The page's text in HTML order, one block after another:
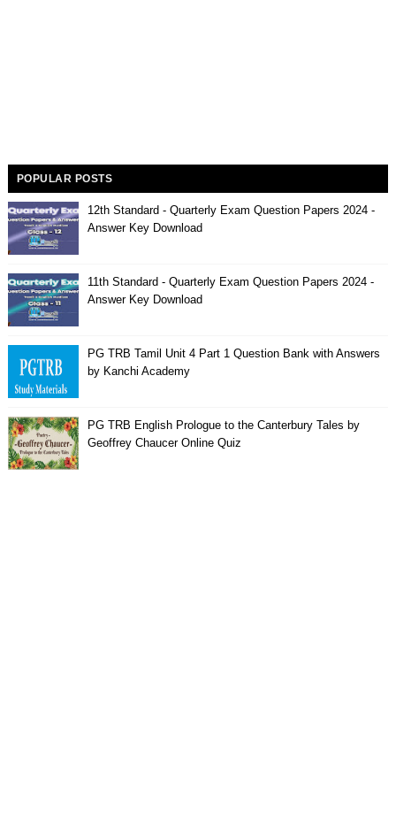
POPULAR POSTS
12th Standard - Quarterly Exam Question Papers 2024 -
Answer Key Download
11th Standard - Quarterly Exam Question Papers 2024 -
Answer Key Download
PG TRB Tamil Unit 4 Part 1 Question Bank with Answers
by Kanchi Academy
PG TRB English Prologue to the Canterbury Tales by
Geoffrey Chaucer Online Quiz